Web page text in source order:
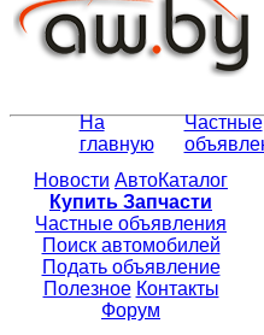
На
главную
Частные
Новости АвтоКаталог
Купить Запчасти
Частные объявления
Поиск автомобилей
Подать объявление
Полезное Контакты
Форум